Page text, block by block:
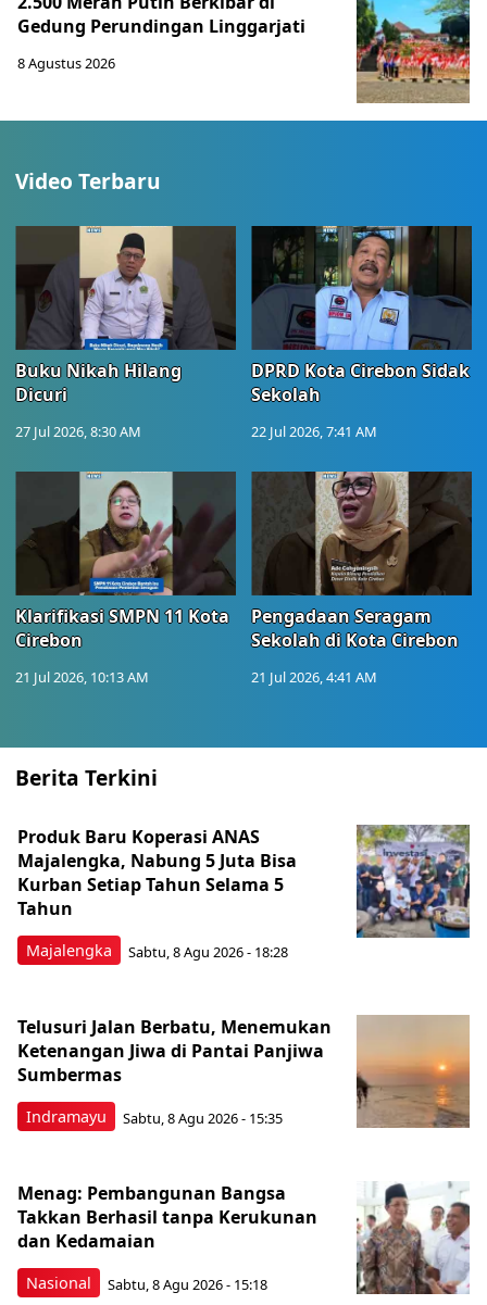
Gedung Perundingan Linggarjati
8 Agustus 2026
Video Terbaru
Buku Nikah Hilang
Dicuri
27 Jul 2026, 8:30 AM
DPRD Kota Cirebon Sidak
Sekolah
22 Jul 2026, 7:41 AM
Klarifikasi SMPN 11 Kota
Cirebon
21 Jul 2026, 10:13 AM
Pengadaan Seragam
Sekolah di Kota Cirebon
21 Jul 2026, 4:41 AM
Berita Terkini
Majalengka
Produk Baru Koperasi ANAS
Majalengka, Nabung 5 Juta Bisa
Kurban Setiap Tahun Selama 5
Tahun
Sabtu, 8 Agu 2026 - 18:28
Indramayu
Telusuri Jalan Berbatu, Menemukan
Ketenangan Jiwa di Pantai Panjiwa
Sumbermas
Sabtu, 8 Agu 2026 - 15:35
Nasional
Menag: Pembangunan Bangsa
Takkan Berhasil tanpa Kerukunan
dan Kedamaian
Sabtu, 8 Agu 2026 - 15:18